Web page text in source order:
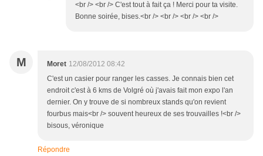
<br /> <br /> C'est tout à fait ça ! Merci pour ta visite.
Bonne soirée, bises.<br /> <br /> <br /> <br />
M Moret 12/08/2012 08:42
C'est un casier pour ranger les casses. Je connais bien cet
endroit c'est à 6 kms de Volgré où j'avais fait mon expo l'an
dernier. On y trouve de si nombreux stands qu'on revient
fourbus mais<br /> souvent heureux de ses trouvailles !<br />
bisous, véronique
Répondre